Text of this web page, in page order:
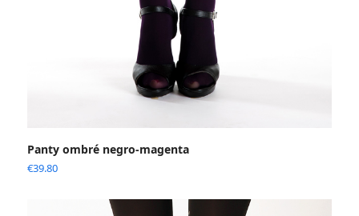
Panty ombré negro-magenta
€39.80